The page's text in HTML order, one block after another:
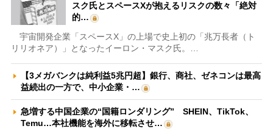
スク氏とスペースXが抱えるリスクの数々「絶対
的…
宇宙開発企業「スペースX」の上場で史上初の「兆万長者（ト
リリオネア）」となったイーロン・マスク氏。…
【3メガバンクは純利益5兆円超】銀行、商社、ゼネコンは最高
益続出の一方で、中小企業・…
急増する中国企業の“国籍ロンダリング” SHEIN、TikTok、
Temu…本社機能を海外に移転させ…